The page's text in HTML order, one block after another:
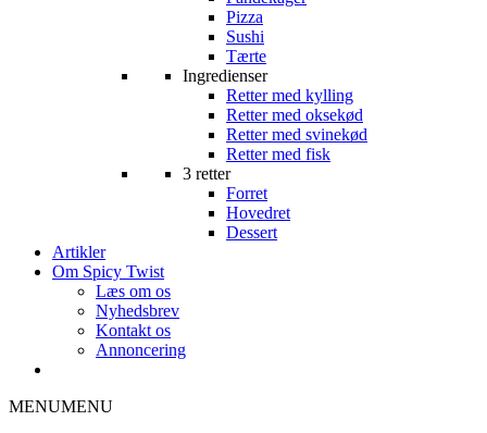
Pizza
Sushi
Tærte
Ingredienser
Retter med kylling
Retter med oksekød
Retter med svinekød
Retter med fisk
3 retter
Forret
Hovedret
Dessert
Artikler
Om Spicy Twist
Læs om os
Nyhedsbrev
Kontakt os
Annoncering
MENUMENU